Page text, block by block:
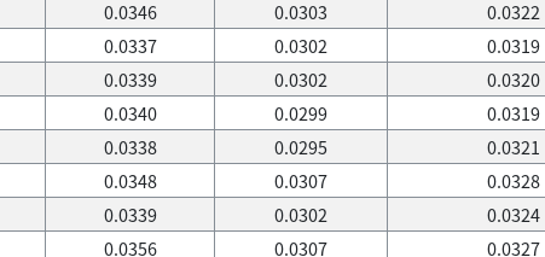
0.0346 0.0303
0.0322
0.0337 0.0302
0.0319
0.0339 0.0302
0.0320
0.0340 0.0299
0.0319
0.0338 0.0295
0.0321
0.0348 0.0307
0.0328
0.0339 0.0302
0.0324
0.0356 0.0307
0.0327